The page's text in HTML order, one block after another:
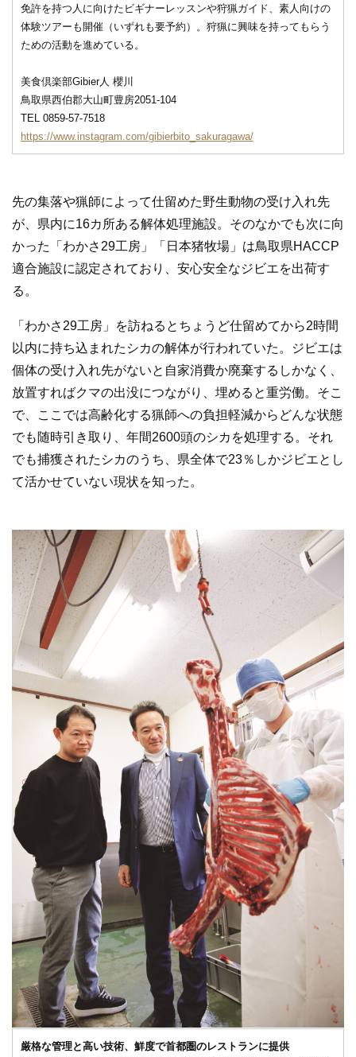
免許を持つ人に向けたビギナーレッスンや狩猟ガイド、素人向けの
体験ツアーも開催（いずれも要予約）。狩猟に興味を持ってもらう
ための活動を進めている。
美食倶楽部Gibier人 櫻川
鳥取県西伯郡大山町豊房2051-104
TEL 0859-57-7518
https://www.instagram.com/gibierbito_sakuragawa/
先の集落や猟師によって仕留めた野生動物の受け入れ先
が、県内に16カ所ある解体処理施設。そのなかでも次に向
かった「わかさ29工房」「日本猪牧場」は鳥取県HACCP
適合施設に認定されており、安心安全なジビエを出荷す
る。
「わかさ29工房」を訪ねるとちょうど仕留めてから2時間
以内に持ち込まれたシカの解体が行われていた。ジビエは
個体の受け入れ先がないと自家消費か廃棄するしかなく、
放置すればクマの出没につながり、埋めると重労働。そこ
で、ここでは高齢化する猟師への負担軽減からどんな状態
でも随時引き取り、年間2600頭のシカを処理する。それ
でも捕獲されたシカのうち、県全体で23％しかジビエとし
て活かせていない現状を知った。
厳格な管理と高い技術、鮮度で首都圏のレストランに提供